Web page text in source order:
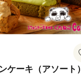
ーキ（アソート）